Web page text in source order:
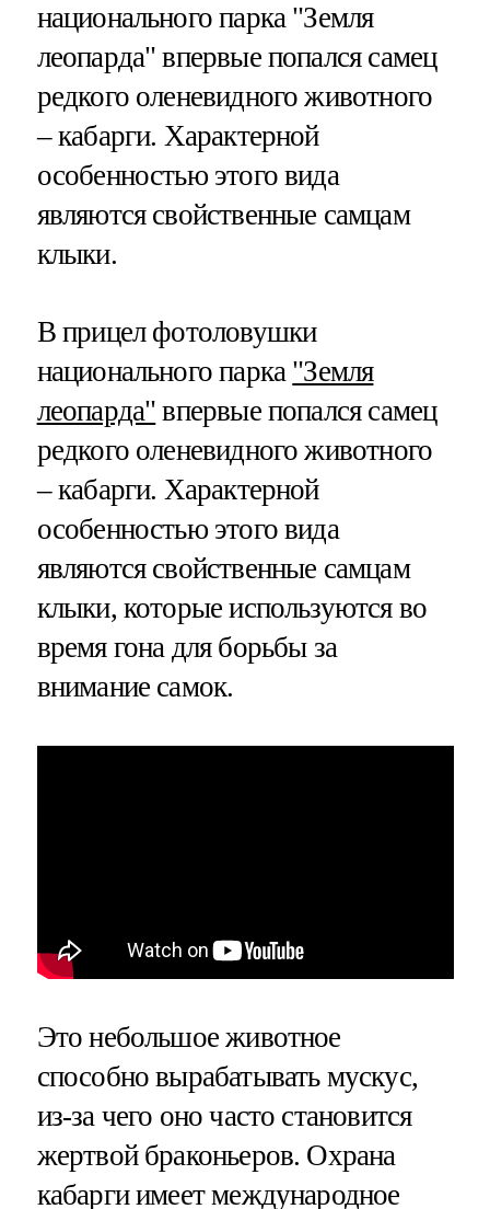
национального парка "Земля
леопарда" впервые попался самец
редкого оленевидного животного
– кабарги. Характерной
особенностью этого вида
являются свойственные самцам
клыки.
В прицел фотоловушки
национального парка "Земля
леопарда" впервые попался самец
редкого оленевидного животного
– кабарги. Характерной
особенностью этого вида
являются свойственные самцам
клыки, которые используются во
время гона для борьбы за
внимание самок.
Это небольшое животное
способно вырабатывать мускус,
из-за чего оно часто становится
жертвой браконьеров. Охрана
кабарги имеет международное